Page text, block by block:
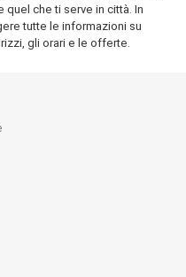
quel che ti serve in città. In
tutte le informazioni su
gli orari e le offerte.